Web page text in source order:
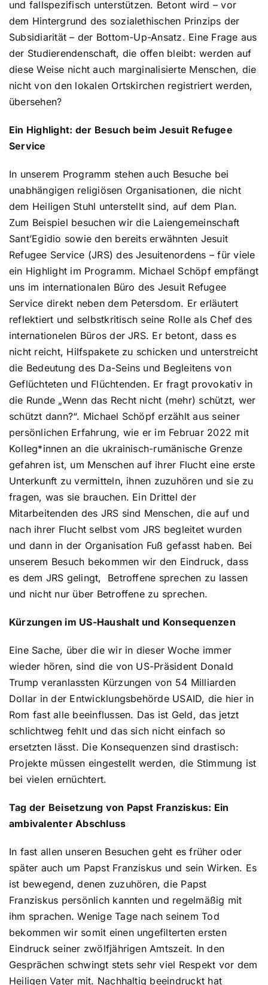
und fallspezifisch unterstützen. Betont wird – vor
dem Hintergrund des sozialethischen Prinzips der
Subsidiarität – der Bottom-Up-Ansatz. Eine Frage aus
der Studierendenschaft, die offen bleibt: werden auf
diese Weise nicht auch marginalisierte Menschen, die
nicht von den lokalen Ortskirchen registriert werden,
übersehen?
Ein Highlight: der Besuch beim Jesuit Refugee
Service
In unserem Programm stehen auch Besuche bei
unabhängigen religiösen Organisationen, die nicht
dem Heiligen Stuhl unterstellt sind, auf dem Plan.
Zum Beispiel besuchen wir die Laiengemeinschaft
Sant’Egidio sowie den bereits erwähnten Jesuit
Refugee Service (JRS) des Jesuitenordens – für viele
ein Highlight im Programm. Michael Schöpf empfängt
uns im internationalen Büro des Jesuit Refugee
Service direkt neben dem Petersdom. Er erläutert
reflektiert und selbstkritisch seine Rolle als Chef des
internationelen Büros der JRS. Er betont, dass es
nicht reicht, Hilfspakete zu schicken und unterstreicht
die Bedeutung des Da-Seins und Begleitens von
Geflüchteten und Flüchtenden. Er fragt provokativ in
die Runde „Wenn das Recht nicht (mehr) schützt, wer
schützt dann?“. Michael Schöpf erzählt aus seiner
persönlichen Erfahrung, wie er im Februar 2022 mit
Kolleg*innen an die ukrainisch-rumänische Grenze
gefahren ist, um Menschen auf ihrer Flucht eine erste
Unterkunft zu vermitteln, ihnen zuzuhören und sie zu
fragen, was sie brauchen. Ein Drittel der
Mitarbeitenden des JRS sind Menschen, die auf und
nach ihrer Flucht selbst vom JRS begleitet wurden
und dann in der Organisation Fuß gefasst haben. Bei
unserem Besuch bekommen wir den Eindruck, dass
es dem JRS gelingt, Betroffene sprechen zu lassen
und nicht nur über Betroffene zu sprechen.
Kürzungen im US-Haushalt und Konsequenzen
Eine Sache, über die wir in dieser Woche immer
wieder hören, sind die von US-Präsident Donald
Trump veranlassten Kürzungen von 54 Milliarden
Dollar in der Entwicklungsbehörde USAID, die hier in
Rom fast alle beeinflussen. Das ist Geld, das jetzt
schlichtweg fehlt und das sich nicht einfach so
ersetzten lässt. Die Konsequenzen sind drastisch:
Projekte müssen eingestellt werden, die Stimmung ist
bei vielen ernüchtert.
Tag der Beisetzung von Papst Franziskus: Ein
ambivalenter Abschluss
In fast allen unseren Besuchen geht es früher oder
später auch um Papst Franziskus und sein Wirken. Es
ist bewegend, denen zuzuhören, die Papst
Franziskus persönlich kannten und regelmäßig mit
ihm sprachen. Wenige Tage nach seinem Tod
bekommen wir somit einen ungefilterten ersten
Eindruck seiner zwölfjährigen Amtszeit. In den
Gesprächen schwingt stets sehr viel Respekt vor dem
Heiligen Vater mit. Nachhaltig beeindruckt hat